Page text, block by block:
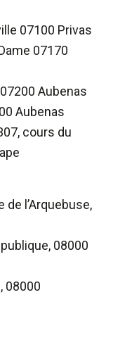
07100 Privas
07170
Aubenas
Aubenas
cours du
de l’Arquebuse,
08000
08000